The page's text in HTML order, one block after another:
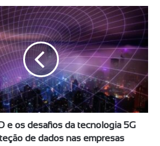
e os desafios da tecnologia 5G
de dados nas empresas